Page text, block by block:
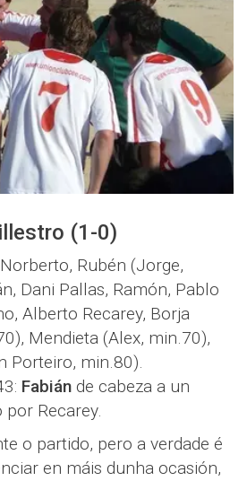
(1-0)
Rubén (Jorge,
Dani Pallas, Ramón, Pablo
Alberto Recarey, Borja
Mendieta (Alex, min.70),
Porteiro, min.80).
Fabián de cabeza a un
Recarey.
o partido, pero a verdade é
en máis dunha ocasión,